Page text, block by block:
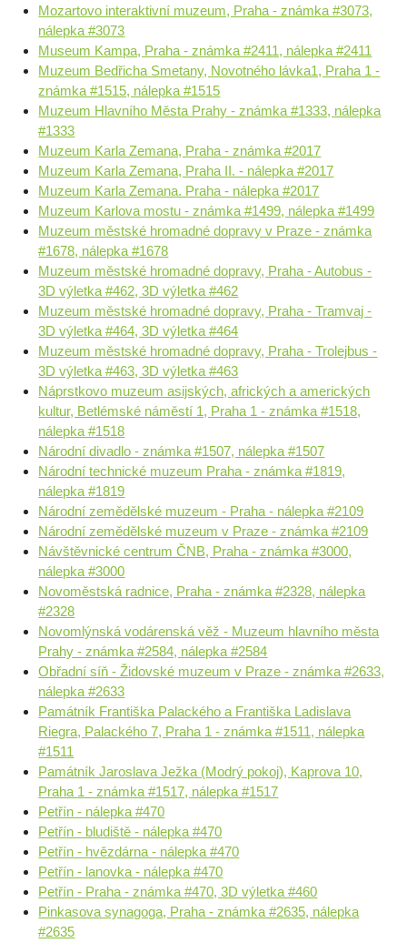
Mozartovo interaktivní muzeum, Praha - známka #3073,
nálepka #3073
Museum Kampa, Praha - známka #2411, nálepka #2411
Muzeum Bedřicha Smetany, Novotného lávka1, Praha 1 -
známka #1515, nálepka #1515
Muzeum Hlavního Města Prahy - známka #1333, nálepka
#1333
Muzeum Karla Zemana, Praha - známka #2017
Muzeum Karla Zemana, Praha II. - nálepka #2017
Muzeum Karla Zemana. Praha - nálepka #2017
Muzeum Karlova mostu - známka #1499, nálepka #1499
Muzeum městské hromadné dopravy v Praze - známka
#1678, nálepka #1678
Muzeum městské hromadné dopravy, Praha - Autobus -
3D výletka #462, 3D výletka #462
Muzeum městské hromadné dopravy, Praha - Tramvaj -
3D výletka #464, 3D výletka #464
Muzeum městské hromadné dopravy, Praha - Trolejbus -
3D výletka #463, 3D výletka #463
Náprstkovo muzeum asijských, afrických a amerických
kultur, Betlémské náměstí 1, Praha 1 - známka #1518,
nálepka #1518
Národní divadlo - známka #1507, nálepka #1507
Národní technické muzeum Praha - známka #1819,
nálepka #1819
Národní zemědělské muzeum - Praha - nálepka #2109
Národní zemědělské muzeum v Praze - známka #2109
Návštěvnické centrum ČNB, Praha - známka #3000,
nálepka #3000
Novoměstská radnice, Praha - známka #2328, nálepka
#2328
Novomlýnská vodárenská věž - Muzeum hlavního města
Prahy - známka #2584, nálepka #2584
Obřadní síň - Židovské muzeum v Praze - známka #2633,
nálepka #2633
Památník Františka Palackého a Františka Ladislava
Riegra, Palackého 7, Praha 1 - známka #1511, nálepka
#1511
Památník Jaroslava Ježka (Modrý pokoj), Kaprova 10,
Praha 1 - známka #1517, nálepka #1517
Petřín - nálepka #470
Petřín - bludiště - nálepka #470
Petřín - hvězdárna - nálepka #470
Petřín - lanovka - nálepka #470
Petřín - Praha - známka #470, 3D výletka #460
Pinkasova synagoga, Praha - známka #2635, nálepka
#2635